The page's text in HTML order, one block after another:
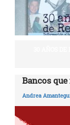
Bancos
Andrea